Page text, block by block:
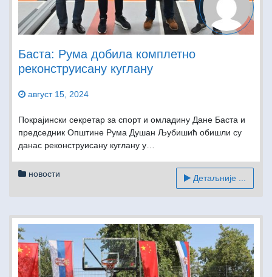
Баста: Рума добила комплетно
реконструисану куглану
август 15, 2024
Покрајински секретар за спорт и омладину Дане Баста и
председник Општине Рума Душан Љубишић обишли су
данас реконструисану куглану у…
новости Детаљније ...